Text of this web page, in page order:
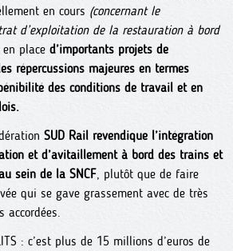
en cours (concernant le
d’exploitation de la restauration à bord
place d’importants projets de
répercussions majeures en termes
des conditions de travail et en
SUD Rail revendique l’intégration
et d’avitaillement à bord des trains et
sein de la SNCF, plutôt que de faire
qui se gave grassement avec de très
accordées.
: c’est plus de 15 millions d’euros de